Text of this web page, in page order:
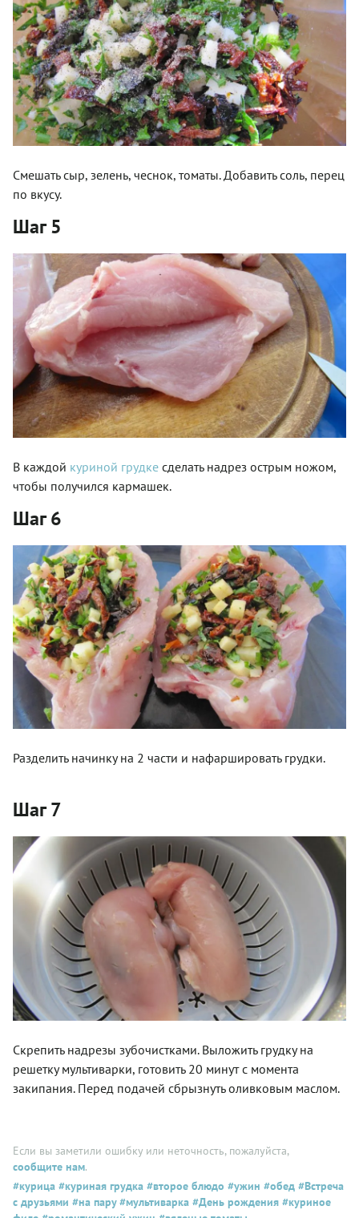
Смешать сыр, зелень, чеснок, томаты. Добавить соль, перец
по вкусу.
Шаг 5
В каждой куриной грудке сделать надрез острым ножом,
чтобы получился кармашек.
Шаг 6
Разделить начинку на 2 части и нафаршировать грудки.
Шаг 7
Скрепить надрезы зубочистками. Выложить грудку на
решетку мультиварки, готовить 20 минут с момента
закипания. Перед подачей сбрызнуть оливковым маслом.
Если вы заметили ошибку или неточность, пожалуйста,
сообщите нам.
#курица #куриная грудка #второе блюдо #ужин #обед #Встреча
с друзьями #на пару#мультиварка #День рождения #куриное